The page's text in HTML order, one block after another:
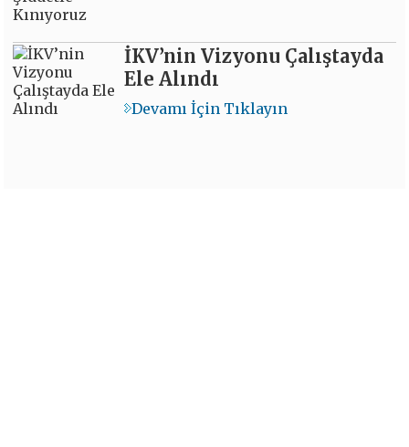
İKV’nin Vizyonu Çalıştayda
Ele Alındı
Devamı İçin Tıklayın